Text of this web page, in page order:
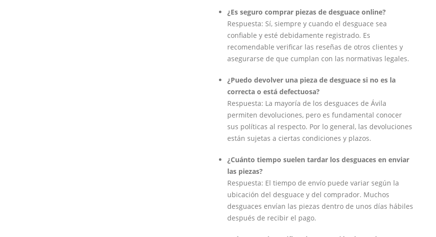
¿Es seguro comprar piezas de desguace online?
Respuesta: Sí, siempre y cuando el desguace sea
confiable y esté debidamente registrado. Es
recomendable verificar las reseñas de otros clientes y
asegurarse de que cumplan con las normativas legales.
¿Puedo devolver una pieza de desguace si no es la
correcta o está defectuosa?
Respuesta: La mayoría de los desguaces de Ávila
permiten devoluciones, pero es fundamental conocer
sus políticas al respecto. Por lo general, las devoluciones
están sujetas a ciertas condiciones y plazos.
¿Cuánto tiempo suelen tardar los desguaces en enviar
las piezas?
Respuesta: El tiempo de envío puede variar según la
ubicación del desguace y del comprador. Muchos
desguaces envían las piezas dentro de unos días hábiles
después de recibir el pago.